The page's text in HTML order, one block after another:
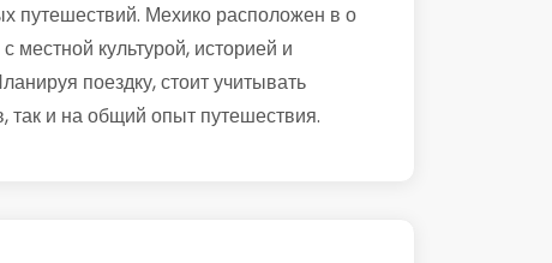
путешествий. Мехико расположен в о
местной культурой, историей и
поездку, стоит учитывать
так и на общий опыт путешествия.